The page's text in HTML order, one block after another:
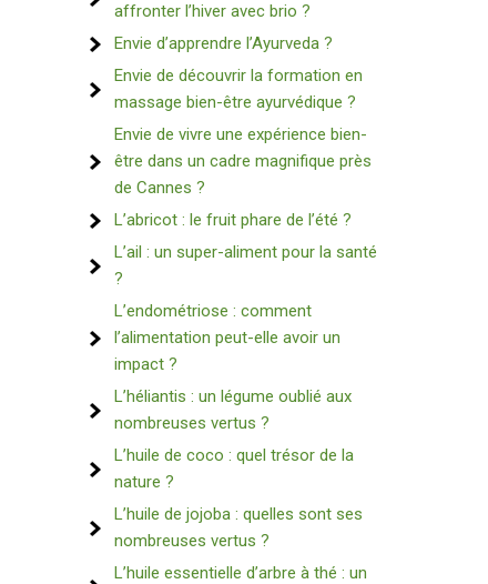
affronter l’hiver avec brio ?
Envie d’apprendre l’Ayurveda ?
Envie de découvrir la formation en
massage bien-être ayurvédique ?
Envie de vivre une expérience bien-
être dans un cadre magnifique près
de Cannes ?
L’abricot : le fruit phare de l’été ?
L’ail : un super-aliment pour la santé
?
L’endométriose : comment
l’alimentation peut-elle avoir un
impact ?
L’héliantis : un légume oublié aux
nombreuses vertus ?
L’huile de coco : quel trésor de la
nature ?
L’huile de jojoba : quelles sont ses
nombreuses vertus ?
L’huile essentielle d’arbre à thé : un